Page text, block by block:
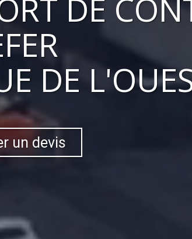
DE
DE
un devis